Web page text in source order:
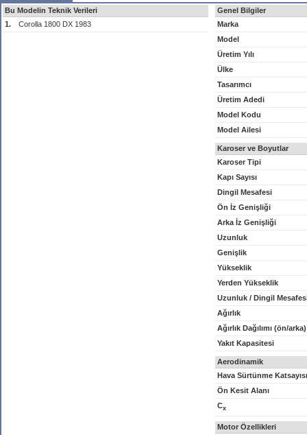
Bu Modelin Teknik Verileri
1.
Corolla 1800 DX 1983
Genel Bilgiler
Marka
Model
Üretim Yılı
Ülke
Tasarımcı
Üretim Adedi
Model Kodu
Model Ailesi
Karoser ve Boyutlar
Karoser Tipi
Kapı Sayısı
Dingil Mesafesi
Ön İz Genişliği
Arka İz Genişliği
Uzunluk
Genişlik
Yükseklik
Yerden Yükseklik
Uzunluk / Dingil
Ağırlık
Ağırlık Dağılımı (ön/arka)
Yakıt Kapasitesi
Aerodinamik
Hava Sürtünme Katsayısı
Ön Kesit Alanı
Cx
Motor Özellikleri